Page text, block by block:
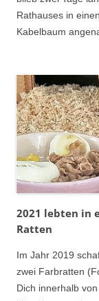
Rathauses in
Kabelbaum
2021 lebten in
Ratten
Im Jahr 2019
zwei Farbratten
Dich innerhalb